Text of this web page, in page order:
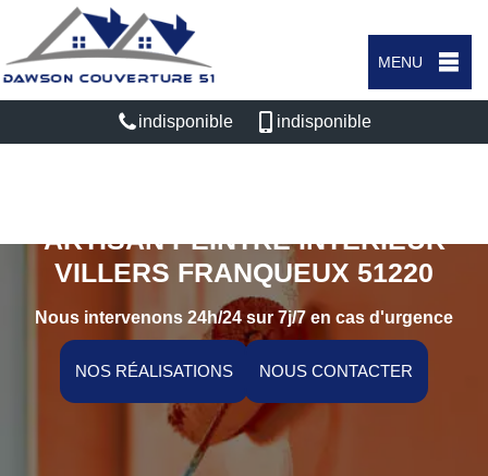
MENU
indisponible indisponible
ARTISAN PEINTRE INTÉRIEUR
VILLERS FRANQUEUX 51220
Nous intervenons 24h/24 sur 7j/7 en cas d'urgence
NOS RÉALISATIONS NOUS CONTACTER